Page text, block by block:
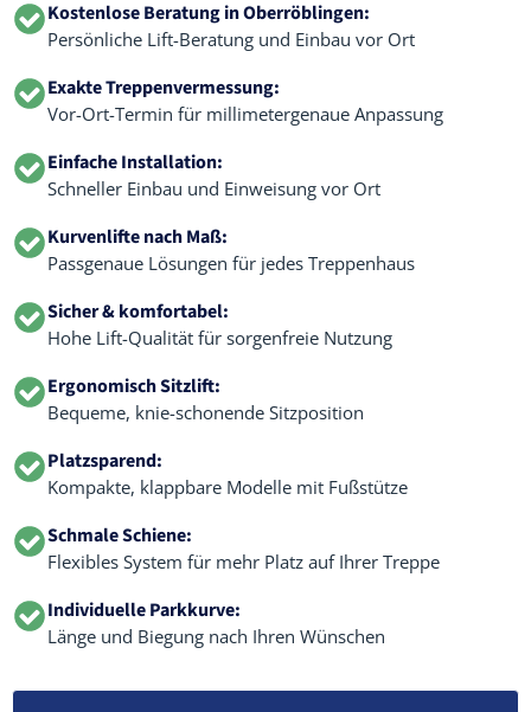
Kostenlose Beratung in Oberröblingen:
Persönliche Lift-Beratung und Einbau vor Ort
Exakte Treppenvermessung:
Vor-Ort-Termin für millimetergenaue Anpassung
Einfache Installation:
Schneller Einbau und Einweisung vor Ort
Kurvenlifte nach Maß:
Passgenaue Lösungen für jedes Treppenhaus
Sicher & komfortabel:
Hohe Lift-Qualität für sorgenfreie Nutzung
Ergonomisch Sitzlift:
Bequeme, knie-schonende Sitzposition
Platzsparend:
Kompakte, klappbare Modelle mit Fußstütze
Schmale Schiene:
Flexibles System für mehr Platz auf Ihrer Treppe
Individuelle Parkkurve:
Länge und Biegung nach Ihren Wünschen